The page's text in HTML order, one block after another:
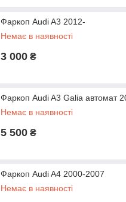
Фаркоп Audi A3 2012-
Немає в наявності
3 000 ₴
Фаркоп Audi A3 Galia автомат
Немає в наявності
5 500 ₴
Фаркоп Audi A4 2000-2007
Немає в наявності